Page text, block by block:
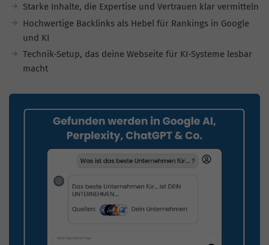
Starke Inhalte, die Expertise und Vertrauen klar vermitteln
Hochwertige Backlinks als Hebel für Rankings in Google
und KI
Technik-Setup, das deine Webseite für KI-Systeme lesbar
macht